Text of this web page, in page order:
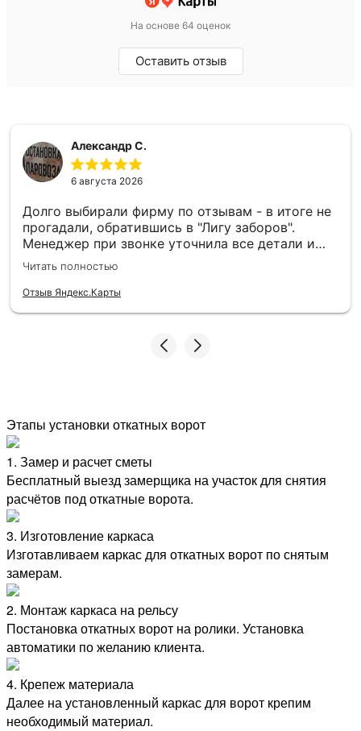
На основе 64 оценок
Оставить отзыв
Александр С.
6 августа 2026
Долго выбирали фирму по отзывам - в итоге не
прогадали, обратившись в "Лигу заборов".
Менеджер при звонке уточнила все детали и
назвала ориентировочную стоимость (причем
очень точно, окончательная сумма при
оформлении заказа была чуть выше, только
предварительно отзванивались и прибывали в
работы - 120 метров забора были сделаны в
лучшем виде (несмотря на сложный грунт с
были учтены (по расположению ворот-калиток,
обходу деревьев), при малейших вариантах -
всегда всё объясняли и советовались. При
растение не пострадало, хотя это не
оговаривали.
Читать полностью
Отзыв Яндекс.Карты
Этапы установки откатных ворот
1. Замер и расчет сметы
Бесплатный выезд замерщика на участок для снятия
расчётов под откатные ворота.
3. Изготовление каркаса
Изготавливаем каркас для откатных ворот по снятым
замерам.
2. Монтаж каркаса на рельсу
Постановка откатных ворот на ролики. Установка
автоматики по желанию клиента.
4. Крепеж материала
Далее на установленный каркас для ворот крепим
необходимый материал.